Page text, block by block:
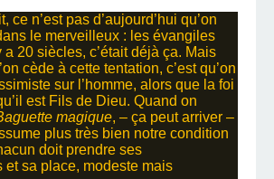
ce n’est pas d’aujourd’hui qu’on
le merveilleux : les évangiles
20 siècles, c’était déjà ça. Mais
cède à cette tentation, c’est qu’on
sur l’homme, alors que la foi
est Fils de Dieu. Quand on
magique, – ça peut arriver –
plus très bien notre condition
doit prendre ses
et sa place, modeste mais